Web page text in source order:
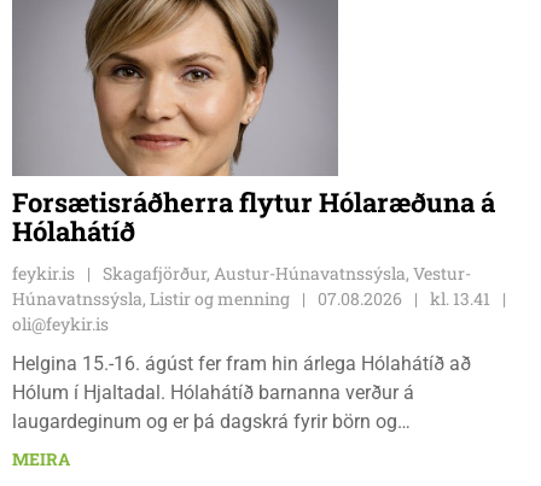
Forsætisráðherra flytur Hólaræðuna á
Hólahátíð
feykir.is
Skagafjörður, Austur-Húnavatnssýsla, Vestur-
Húnavatnssýsla, Listir og menning
07.08.2026
kl. 13.41
oli@feykir.is
Helgina 15.-16. ágúst fer fram hin árlega Hólahátíð að
Hólum í Hjaltadal. Hólahátíð barnanna verður á
laugardeginum og er þá dagskrá fyrir börn og
fjölskyldur.Lydía Einarsdóttir svæðisstjóri æskulýðsmála og
MEIRA